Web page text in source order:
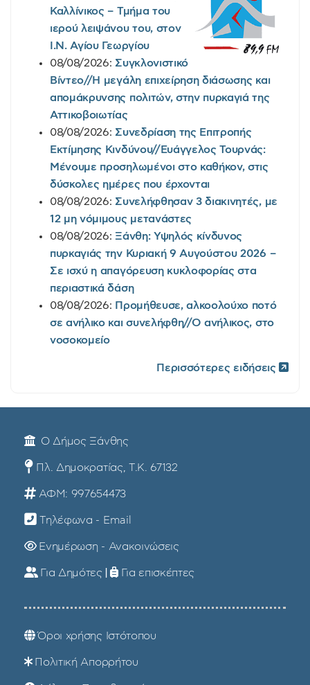
Καλλίνικος – Τμήμα του
ιερού λειψάνου του, στον
Ι.Ν. Αγίου Γεωργίου
08/08/2026: Συγκλονιστικό
Βίντεο//Η μεγάλη επιχείρηση διάσωσης και
απομάκρυνσης πολιτών, στην πυρκαγιά της
Αττικοβοιωτίας
08/08/2026: Συνεδρίαση της Επιτροπής
Εκτίμησης Κινδύνου//Ευάγγελος Τουρνάς:
Μένουμε προσηλωμένοι στο καθήκον, στις
δύσκολες ημέρες που έρχονται
08/08/2026: Συνελήφθησαν 3 διακινητές, με
12 μη νόμιμους μετανάστες
08/08/2026: Ξάνθη: Υψηλός κίνδυνος
πυρκαγιάς την Κυριακή 9 Αυγούστου 2026 –
Σε ισχύ η απαγόρευση κυκλοφορίας στα
περιαστικά δάση
08/08/2026: Προμήθευσε, αλκοολούχο ποτό
σε ανήλικο και συνελήφθη//Ο ανήλικος, στο
νοσοκομείο
Περισσότερες ειδήσεις
Ο Δήμος Ξάνθης
Πλ. Δημοκρατίας, Τ.Κ. 67132
ΑΦΜ: 997654473
Τηλέφωνα - Email
Ενημέρωση - Ανακοινώσεις
Για Δημότες | Για επισκέπτες
Όροι χρήσης Ιστότοπου
Πολιτική Απορρήτου